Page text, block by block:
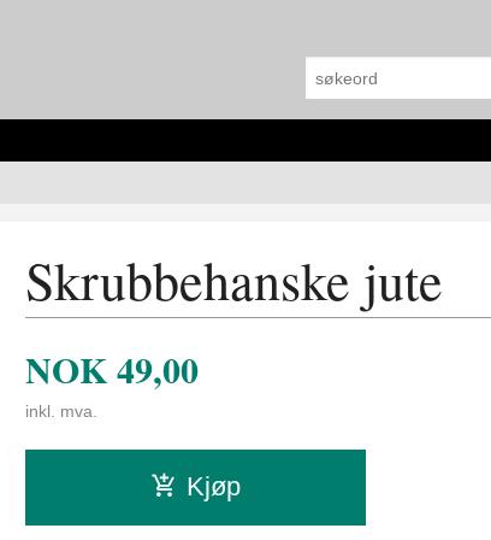
Next
Skrubbehanske jute
NOK49,00
inkl. mva.
Kjøp